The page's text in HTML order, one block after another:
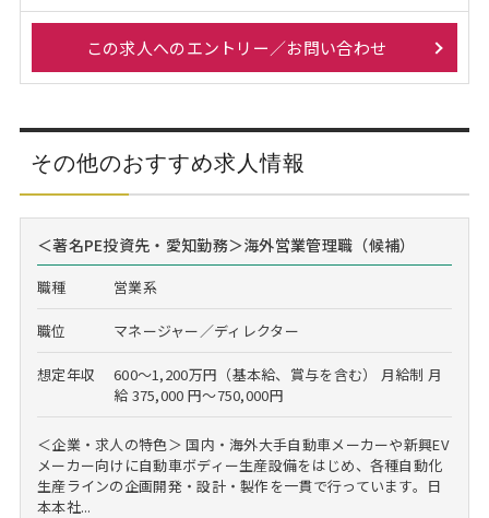
この求人へのエントリー／お問い合わせ
その他のおすすめ求人情報
＜著名PE投資先・愛知勤務＞海外営業管理職（候補）
職種 営業系
職位 マネージャー／ディレクター
想定年収
600～1,200万円（基本給、賞与を含む） 月給制 月
給 375,000 円～750,000円
＜企業・求人の特色＞ 国内・海外大手自動車メーカーや新興EV
メーカー向けに自動車ボディー生産設備をはじめ、各種自動化
生産ラインの企画開発・設計・製作を一貫で行っています。日
本本社...